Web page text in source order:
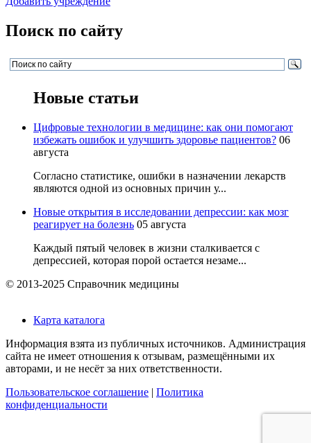
Поиск по сайту
Новые статьи
Цифровые технологии в медицине: как они помогают
избежать ошибок и улучшить здоровье пациентов? 06
августа
Согласно статистике, ошибки в назначении лекарств
являются одной из основных причин у...
Новые открытия в исследовании депрессии: как мозг
реагирует на болезнь 05 августа
Каждый пятый человек в жизни сталкивается с
депрессией, которая порой остается незаме...
© 2013-2025 Справочник медицины
Карта каталога
Информация взята из публичных источников. Администрация
сайта не имеет отношения к отзывам, размещёнными их
авторами, и не несёт за них ответственности.
Пользовательское соглашение | Политика
конфиденциальности